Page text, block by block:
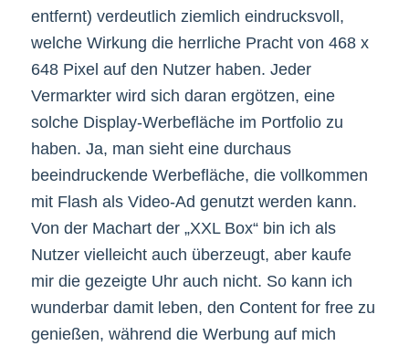
entfernt) verdeutlich ziemlich eindrucksvoll,
welche Wirkung die herrliche Pracht von 468 x
648 Pixel auf den Nutzer haben. Jeder
Vermarkter wird sich daran ergötzen, eine
solche Display-Werbefläche im Portfolio zu
haben. Ja, man sieht eine durchaus
beeindruckende Werbefläche, die vollkommen
mit Flash als Video-Ad genutzt werden kann.
Von der Machart der „XXL Box“ bin ich als
Nutzer vielleicht auch überzeugt, aber kaufe
mir die gezeigte Uhr auch nicht. So kann ich
wunderbar damit leben, den Content for free zu
genießen, während die Werbung auf mich